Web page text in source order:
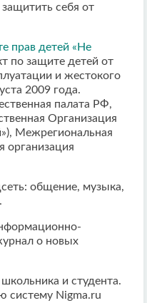
себя от
прав детей «Не
по защите детей от
и жестокого
2009 года.
палата РФ,
Организация
Межрегиональная
организация
общение, музыка,
о новых
и студента.
систему Nigma.ru